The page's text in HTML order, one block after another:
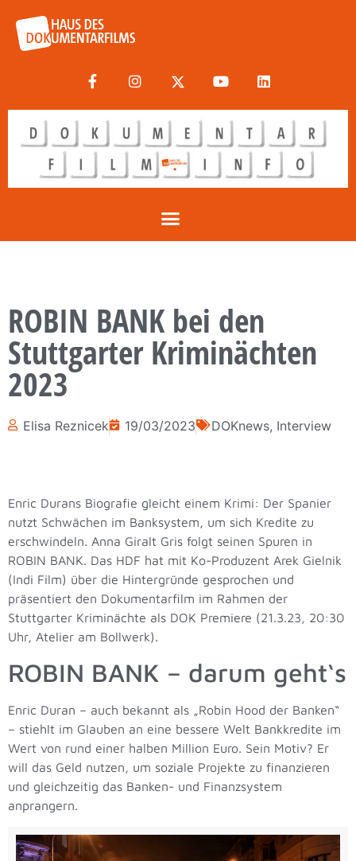
ROBIN BANK bei den
Stuttgarter Kriminächten
2023
Elisa Reznicek 19/03/2023 DOKnews, Interview
Enric Durans Biografie gleicht einem Krimi: Der Spanier
nutzt Schwächen im Banksystem, um sich Kredite zu
erschwindeln. Anna Giralt Gris folgt seinen Spuren in
ROBIN BANK. Das HDF hat mit Ko-Produzent Arek Gielnik
(Indi Film) über die Hintergründe gesprochen und
präsentiert den Dokumentarfilm im Rahmen der
Stuttgarter Kriminächte als DOK Premiere (21.3.23, 20:30
Uhr, Atelier am Bollwerk).
ROBIN BANK – darum geht‘s
Enric Duran – auch bekannt als „Robin Hood der Banken“
– stiehlt im Glauben an eine bessere Welt Bankkredite im
Wert von rund einer halben Million Euro. Sein Motiv? Er
will das Geld nutzen, um soziale Projekte zu finanzieren
und gleichzeitig das Banken- und Finanzsystem
anprangern.